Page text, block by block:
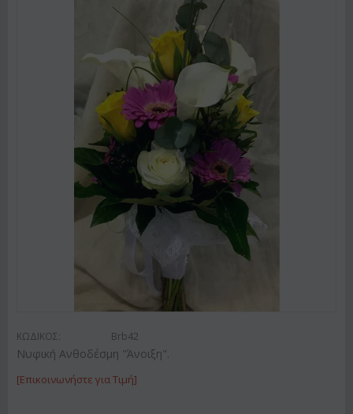
ΚΩΔΙΚΟΣ: Brb42
Νυφική Ανθοδέσμη "Άνοιξη".
[Επικοινωνήστε για Τιμή]